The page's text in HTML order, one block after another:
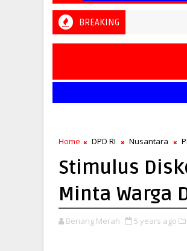
BREAKING
Home DPD RI Nusantara
Stimulus
Minta Warga
Benang Merah 5 years ago